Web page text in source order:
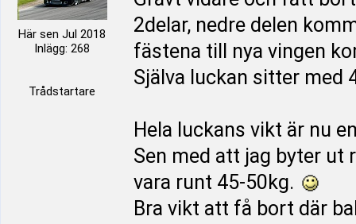
Här sen Jul 2018
Inlägg: 268
Trådstartare
2delar, nedre delen
fästena till nya vingen
Själva luckan sitter med
Hela luckans vikt är nu
Sen med att jag byter
vara runt 45-50kg.
Bra vikt att få bort där